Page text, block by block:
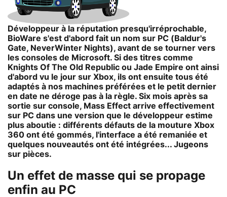
Développeur à la réputation presqu'irréprochable,
BioWare s'est d'abord fait un nom sur PC (Baldur's
Gate, NeverWinter Nights), avant de se tourner vers
les consoles de Microsoft. Si des titres comme
Knights Of The Old Republic ou Jade Empire ont ainsi
d'abord vu le jour sur Xbox, ils ont ensuite tous été
adaptés à nos machines préférées et le petit dernier
en date ne déroge pas à la règle. Six mois après sa
sortie sur console, Mass Effect arrive effectivement
sur PC dans une version que le développeur estime
plus aboutie : différents défauts de la mouture Xbox
360 ont été gommés, l'interface a été remaniée et
quelques nouveautés ont été intégrées... Jugeons
sur pièces.
Un effet de masse qui se propage
enfin au PC